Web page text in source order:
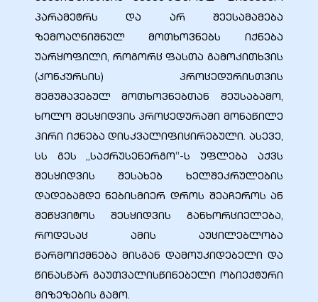
პარამეტრს და არ შეესამამება
ზემოაღნიშნულ მოთხოვნებს იქნება
უარყოფილი, როგორც ფასთა გამოკითხვის
(კონკურსის) პროცედურისთვის
შემუშავებულ მოთხოვნებთან შეუსაბამო,
ხოლო შესყიდვის პროცედურაში მონაწილე
პირი იქნება დისკვალიფიცირებული. ასევე,
სს გეს ,,საქრუსენერგო’’-ს უფლება აქვს
შესყიდვის შესახებ ხელშეკრულების
დადებამდე ნებისმიერ დროს შეაჩეროს ან
შეწყვიტოს შესყიდვის განხორციელება,
როდესაც ამის აუცილებლობა
წარმოიქმნება მისგან დამოუკიდებელი და
წინასწარ გაუთვალისწინებელი ობიექტური
მიზეზების გამო.